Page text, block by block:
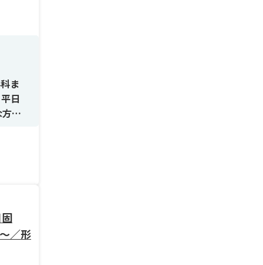
ま
日
を
中
ッ
／形